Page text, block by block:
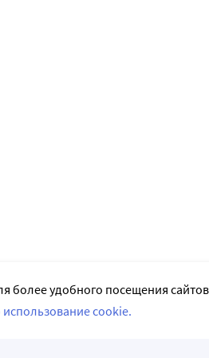
более удобного посещения
cookie.